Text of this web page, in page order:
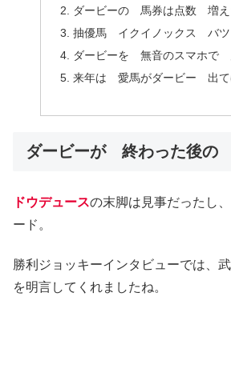
ダービーの 馬券は点数 増え
抽優馬 イクイノックス バツ
ダービーを 無音のスマホで
来年は 愛馬がダービー 出て
ダービーが 終わった後の
ドウデュースの末脚は見事だったし
ード。
勝利ジョッキーインタビューでは、
を明言してくれましたね。